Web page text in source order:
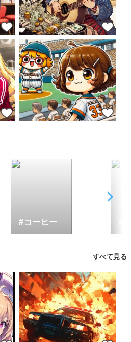
43
49
#コーヒー
すべて見る